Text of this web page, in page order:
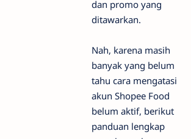
dan promo yang
ditawarkan.
Nah, karena masih
banyak yang belum
tahu cara mengatasi
akun Shopee Food
belum aktif, berikut
panduan lengkap